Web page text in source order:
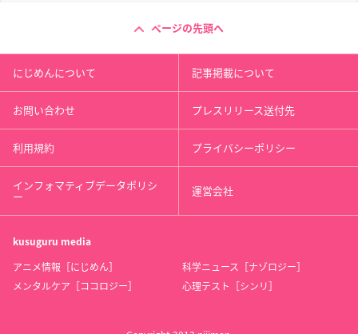
ページの先頭へ
にじめんについて 記事掲載について
お問い合わせ プレスリリース送付先
利用規約 プライバシーポリシー
インフォマティブデータポリシ
ー 運営会社
kusuguru media
アニメ情報［にじめん］
科学ニュース［ナゾロジー］
メンタルケア［ココロジー］
心理テスト［シンリ］